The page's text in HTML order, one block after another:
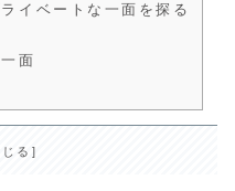
イベートな一面を探る
面